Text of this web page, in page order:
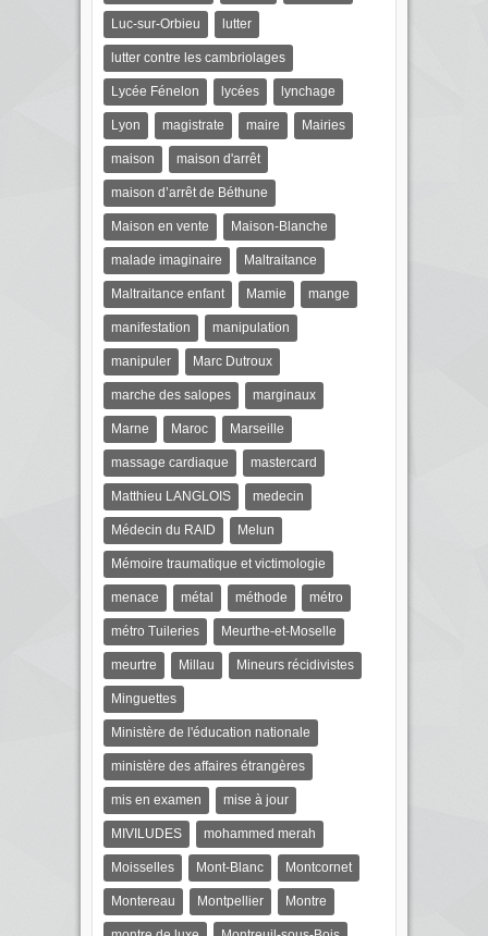
Luc-sur-Orbieu lutter
lutter contre les cambriolages
Lycée Fénelon lycées lynchage
Lyon magistrate maire Mairies
maison maison d'arrêt
maison d’arrêt de Béthune
Maison en vente Maison-Blanche
malade imaginaire Maltraitance
Maltraitance enfant Mamie mange
manifestation manipulation
manipuler Marc Dutroux
marche des salopes marginaux
Marne Maroc Marseille
massage cardiaque mastercard
Matthieu LANGLOIS medecin
Médecin du RAID Melun
Mémoire traumatique et victimologie
menace métal méthode métro
métro Tuileries Meurthe-et-Moselle
meurtre Millau Mineurs récidivistes
Minguettes
Ministère de l'éducation nationale
ministère des affaires étrangères
mis en examen mise à jour
MIVILUDES mohammed merah
Moisselles Mont-Blanc Montcornet
Montereau Montpellier Montre